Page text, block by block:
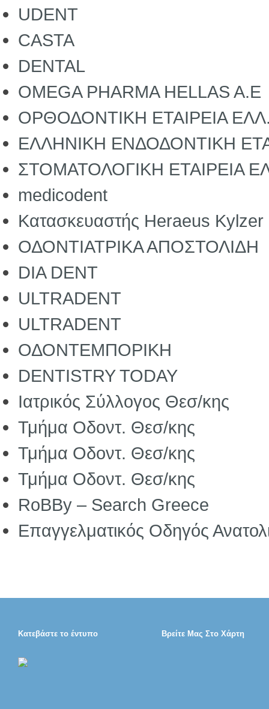
UDENT
CASTA
DENTAL
OMEGA PHARMA HELLAS A.E
ΟΡΘΟΔΟΝΤΙΚΗ ΕΤΑΙΡΕΙΑ
ΕΛΛΗΝΙΚΗ ΕΝΔΟΔΟΝΤΙΚΗ
ΣΤΟΜΑΤΟΛΟΓΙΚΗ ΕΤΑΙΡΕΙΑ
medicodent
Κατασκευαστής Heraeus
ΟΔΟΝΤΙΑΤΡΙΚΑ ΑΠΟΣΤΟΛΙΔΗ
DIA DENT
ULTRADENT
ULTRADENT
ΟΔΟΝΤΕΜΠΟΡΙΚΗ
DENTISTRY TODAY
Ιατρικός Σύλλογος Θεσ/κης
Τμήμα Οδοντ. Θεσ/κης
Τμήμα Οδοντ. Θεσ/κης
Τμήμα Οδοντ. Θεσ/κης
RoBBy – Search Greece
Επαγγελματικός Οδηγός
Κατεβάστε το έντυπο Βρείτε Μας Στο Χάρτη